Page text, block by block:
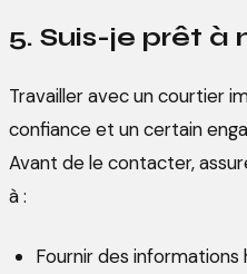
5. Suis-je prêt à
Travailler avec un courtier
confiance et un certain
Avant de le contacter,
à :
Fournir des